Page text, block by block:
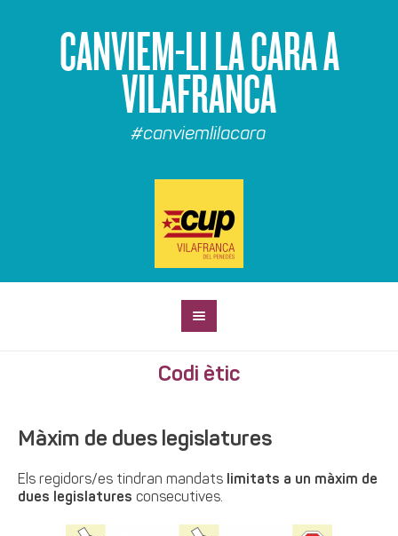
CANVIEM-LI LA CARA A
VILAFRANCA
#canviemlilacara
Codi ètic
Màxim de dues legislatures
Els regidors/es tindran mandats limitats a un màxim de
dues legislatures consecutives.